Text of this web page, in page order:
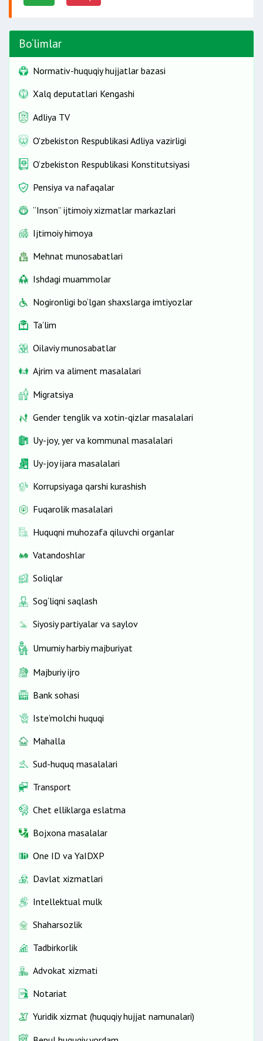
Bo‘limlar
Normativ-huquqiy hujjatlar bazasi
Xalq deputatlari Kengashi
Adliya TV
O'zbekiston Respublikasi Adliya vazirligi
O‘zbekiston Respublikasi Konstitutsiyasi
Pensiya va nafaqalar
“Inson” ijtimoiy xizmatlar markazlari
Ijtimoiy himoya
Mehnat munosabatlari
Ishdagi muammolar
Nogironligi bo‘lgan shaxslarga imtiyozlar
Ta’lim
Oilaviy munosabatlar
Ajrim va aliment masalalari
Migratsiya
Gender tenglik va xotin-qizlar masalalari
Uy-joy, yer va kommunal masalalari
Uy-joy ijara masalalari
Korrupsiyaga qarshi kurashish
Fuqarolik masalalari
Huquqni muhozafa qiluvchi organlar
Vatandoshlar
Soliqlar
Sog‘liqni saqlash
Siyosiy partiyalar va saylov
Umumiy harbiy majburiyat
Majburiy ijro
Bank sohasi
Iste’molchi huquqi
Mahalla
Sud-huquq masalalari
Transport
Chet elliklarga eslatma
Bojxona masalalar
One ID vа YaIDXP
Davlat xizmatlari
Intellektual mulk
Shaharsozlik
Tadbirkorlik
Advokat xizmati
Notariat
Yuridik xizmat (huquqiy hujjat namunalari)